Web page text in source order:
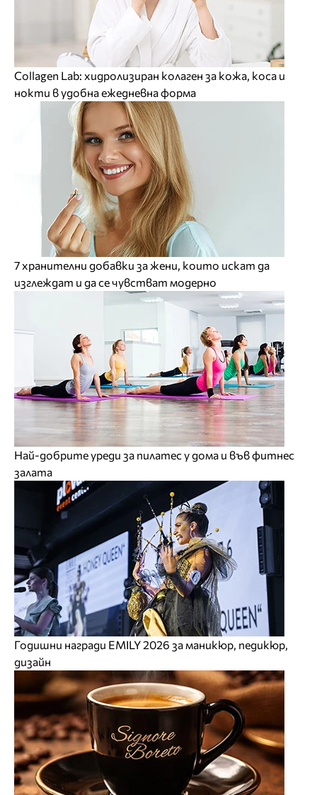
Collagen Lab: хидролизиран колаген за кожа, коса и
нокти в удобна ежедневна форма
7 хранителни добавки за жени, които искат да
изглеждат и да се чувстват модерно
Най-добрите уреди за пилатес у дома и във фитнес
залата
Годишни награди EMILY 2026 за маникюр, педикюр,
дизайн